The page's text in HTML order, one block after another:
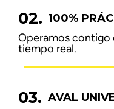
02. 100%
Operamos contigo
tiempo real.
03. AVAL